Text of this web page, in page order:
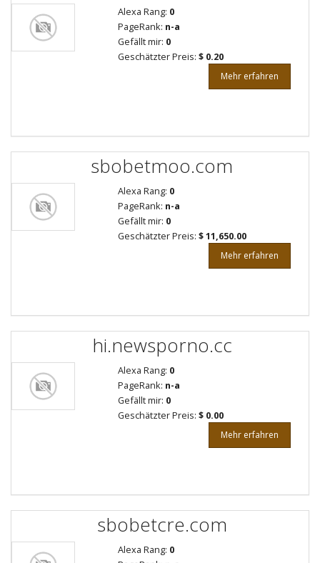
Alexa Rang: 0
PageRank: n-a
Gefällt mir: 0
Geschätzter Preis: $ 0.20
Mehr erfahren
sbobetmoo.com
Alexa Rang: 0
PageRank: n-a
Gefällt mir: 0
Geschätzter Preis: $ 11,650.00
Mehr erfahren
hi.newsporno.cc
Alexa Rang: 0
PageRank: n-a
Gefällt mir: 0
Geschätzter Preis: $ 0.00
Mehr erfahren
sbobetcre.com
Alexa Rang: 0